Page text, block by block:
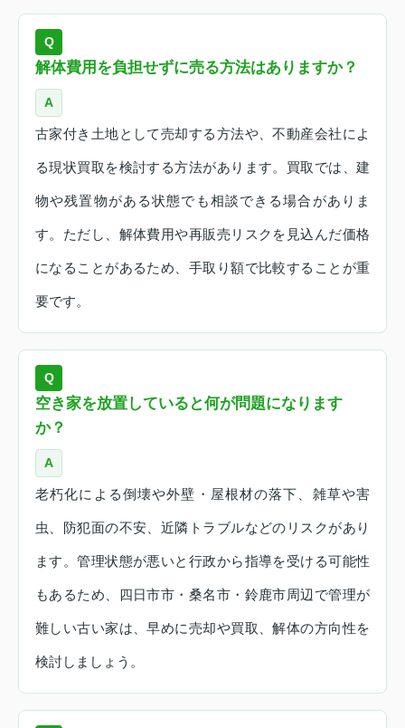
Q
解体費用を負担せずに売る方法はありますか？
A
古家付き土地として売却する方法や、不動産会社によ
る現状買取を検討する方法があります。買取では、建
物や残置物がある状態でも相談できる場合がありま
す。ただし、解体費用や再販売リスクを見込んだ価格
になることがあるため、手取り額で比較することが重
要です。
Q
空き家を放置していると何が問題になります
か？
A
老朽化による倒壊や外壁・屋根材の落下、雑草や害
虫、防犯面の不安、近隣トラブルなどのリスクがあり
ます。管理状態が悪いと行政から指導を受ける可能性
もあるため、四日市市・桑名市・鈴鹿市周辺で管理が
難しい古い家は、早めに売却や買取、解体の方向性を
検討しましょう。